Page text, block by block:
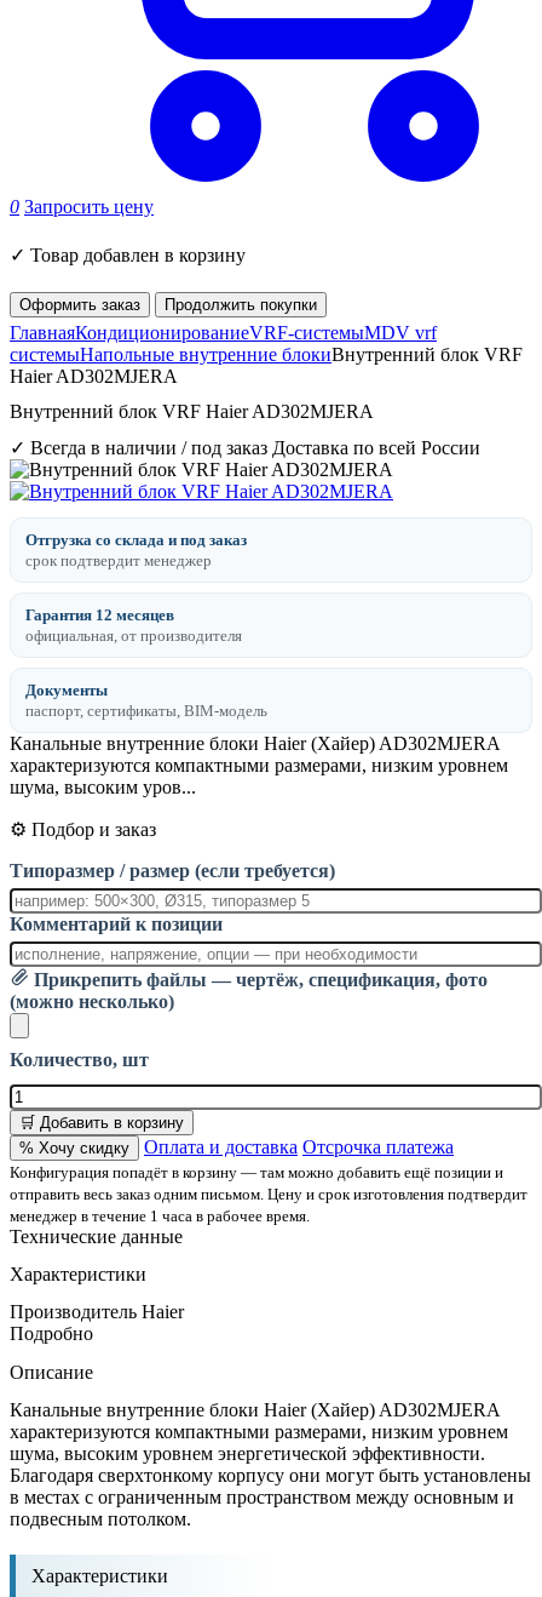
0 Запросить цену
✓ Товар добавлен в корзину
Оформить заказ Продолжить покупки
ГлавнаяКондиционированиеVRF-системыMDV vrf
системыНапольные внутренние блокиВнутренний блок VRF
Haier AD302MJERA
Внутренний блок VRF Haier AD302MJERA
✓ Всегда в наличии / под заказ Доставка по всей России
Отгрузка со склада и под заказ
срок подтвердит менеджер
Гарантия 12 месяцев
официальная, от производителя
Документы
паспорт, сертификаты, BIM-модель
Канальные внутренние блоки Haier (Хайер) AD302MJERA
характеризуются компактными размерами, низким уровнем
шума, высоким уров...
⚙️ Подбор и заказ
Типоразмер / размер (если требуется)
Комментарий к позиции
Прикрепить файлы — чертёж, спецификация, фото
(можно несколько)
Количество, шт
🛒 Добавить в корзину
% Хочу скидку
Оплата и доставка Отсрочка платежа
Конфигурация попадёт в корзину — там можно добавить ещё позиции и
отправить весь заказ одним письмом. Цену и срок изготовления подтвердит
менеджер в течение 1 часа в рабочее время.
Технические данные
Характеристики
Производитель Haier
Подробно
Описание
Канальные внутренние блоки Haier (Хайер) AD302MJERA
характеризуются компактными размерами, низким уровнем
шума, высоким уровнем энергетической эффективности.
Благодаря сверхтонкому корпусу они могут быть установлены
в местах с ограниченным пространством между основным и
подвесным потолком.
Характеристики